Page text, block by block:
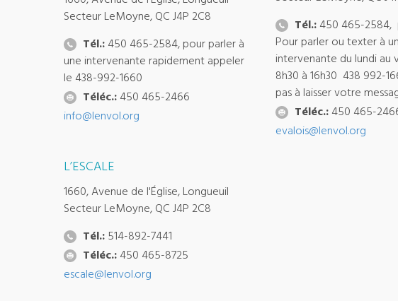
Secteur LeMoyne, QC J4P 2C8
Tél.: 450 465-2584, pour parler à
une intervenante rapidement appeler
le 438-992-1660
Téléc.: 450 465-2466
info@lenvol.org
Tél.:450 465-2584,
Pour parler ou texter à
intervenante du lundi au
8h30 à 16h30 438 992-
pas à laisser votre
Téléc.:450 465-
evalois@lenvol.org
L’ESCALE
1660, Avenue de l'Église, Longueuil
Secteur LeMoyne, QC J4P 2C8
Tél.: 514-892-7441
Téléc.: 450 465-8725
escale@lenvol.org